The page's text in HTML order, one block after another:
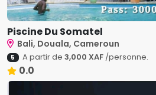
Piscine Du Somatel
Bali, Douala, Cameroun
5 A partir de 3,000 XAF/personne.
0.0